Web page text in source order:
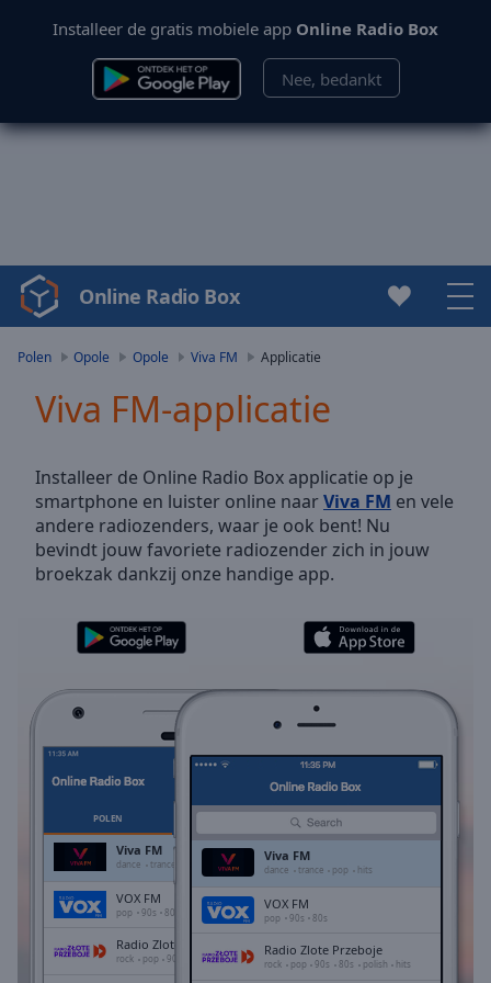
Installeer de gratis mobiele app Online Radio Box
Nee, bedankt
Video
Player
Play
Video
Skip
Backward
Skip
Forward
Mute
Current
Duration-:-
0.00%
Stream
TypeLIVE
LIVE
Remaining
Online Radio Box
Polen Opole Opole Viva FM Applicatie
Viva FM-applicatie
Installeer de Online Radio Box applicatie op je
smartphone en luister online naarViva FM en vele
andere radiozenders, waar je ook bent! Nu
bevindt jouw favoriete radiozender zich in jouw
broekzak dankzij onze handige app.
POLEN
Viva FM
dance trance hits
VOX FM
pop 90s 80s
Radio Zlote Przeboje
rock pop 90s 80s polish hits
Viva FM
dance trance pop hits
VOX FM
pop 90s 80s
Radio Zlote Przeboje
rock pop 90s 80s polish hits